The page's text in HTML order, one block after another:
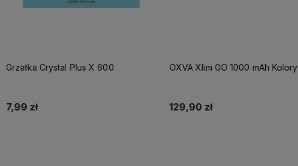
Grzałka Crystal Plus X 600
7,99 zł
OXVA Xlim GO 1000 mAh Kolory
129,90 zł